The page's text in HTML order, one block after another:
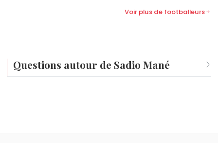
Voir plus de footballeurs
Questions autour de Sadio Mané
Quels sportifs sont nés en 1992 comme Sadio Mané ?